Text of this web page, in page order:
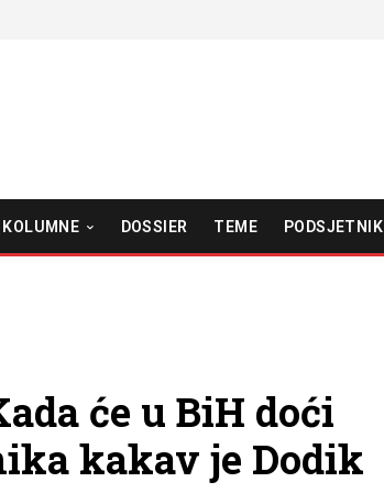
KOLUMNE DOSSIER TEME PODSJETNIK
će u BiH doći
kakav je Dodik